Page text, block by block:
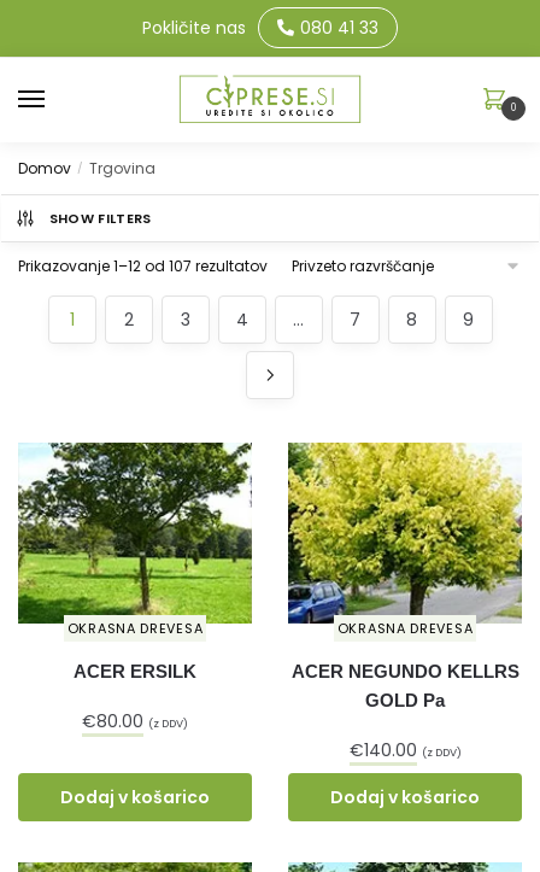
Pokličite nas 080 41 33
0
Domov / Trgovina
SHOW FILTERS
Prikazovanje 1–12 od 107 rezultatov
1 2 3 4 … 7 8 9
OKRASNA DREVESA
ACER ERSILK
€80.00 (z DDV)
Dodaj v košarico
OKRASNA DREVESA
ACER NEGUNDO KELLRS
GOLD Pa
€140.00 (z DDV)
Dodaj v košarico